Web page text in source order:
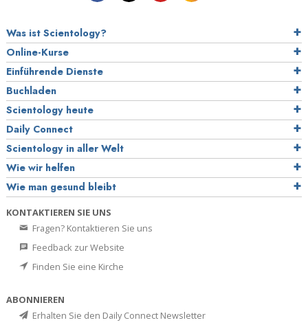
Was ist Scientology?
Online-Kurse
Einführende Dienste
Buchladen
Scientology heute
Daily Connect
Scientology in aller Welt
Wie wir helfen
Wie man gesund bleibt
KONTAKTIEREN SIE UNS
Fragen? Kontaktieren Sie uns
Feedback zur Website
Finden Sie eine Kirche
ABONNIEREN
Erhalten Sie den Daily Connect Newsletter